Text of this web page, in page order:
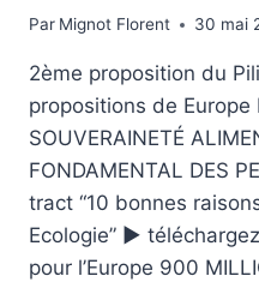
DE
PLANÈTE
Par Mignot Florent 30 mai
2ème proposition du
propositions de Europe
SOUVERAINETÉ
FONDAMENTAL DES
tract “10 bonnes
Ecologie” ►
pour l’Europe 900